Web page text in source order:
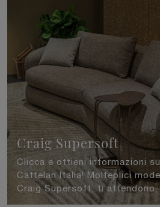
Craig Supersoft
Clicca e ottieni informazioni
Cattelan Italia! Molteplici
Craig Supersoft, ti attendono.